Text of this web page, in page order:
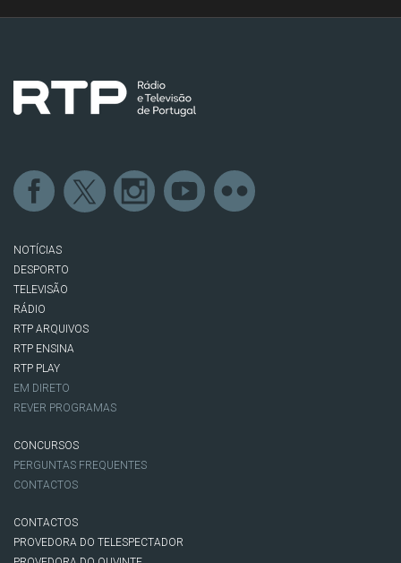
NOTÍCIAS
DESPORTO
TELEVISÃO
RÁDIO
RTP ARQUIVOS
RTP ENSINA
RTP PLAY
EM DIRETO
REVER PROGRAMAS
CONCURSOS
PERGUNTAS FREQUENTES
CONTACTOS
CONTACTOS
PROVEDORA DO TELESPECTADOR